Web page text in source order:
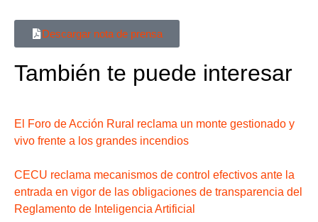
Descargar nota de prensa
También te puede interesar
El Foro de Acción Rural reclama un monte gestionado y
vivo frente a los grandes incendios
CECU reclama mecanismos de control efectivos ante la
entrada en vigor de las obligaciones de transparencia del
Reglamento de Inteligencia Artificial